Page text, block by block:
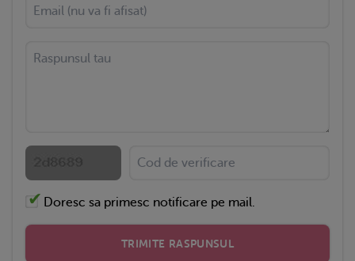
Doresc sa primesc notificare pe mail.
TRIMITE RASPUNSUL